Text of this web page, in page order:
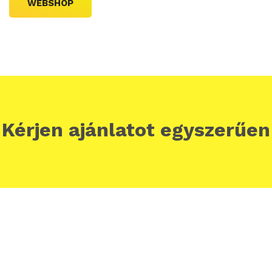
WEBSHOP
Kérjen ajánlatot egyszerűen